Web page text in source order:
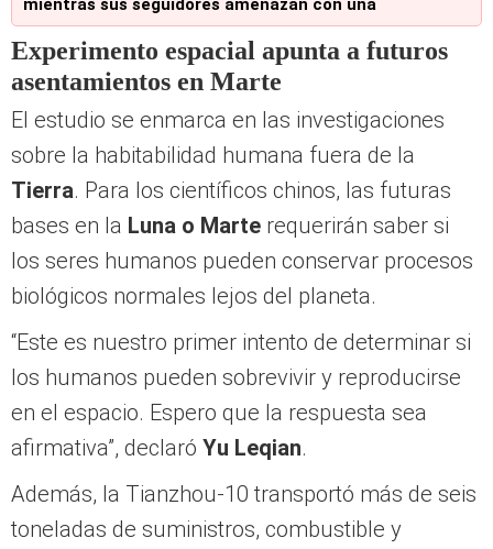
"insurgencia" en Bolivia
Experimento espacial apunta a futuros
asentamientos en Marte
El estudio se enmarca en las investigaciones
sobre la habitabilidad humana fuera de la
Tierra. Para los científicos chinos, las futuras
bases en la Luna o Marte requerirán saber si
los seres humanos pueden conservar procesos
biológicos normales lejos del planeta.
“Este es nuestro primer intento de determinar si
los humanos pueden sobrevivir y reproducirse
en el espacio. Espero que la respuesta sea
afirmativa”, declaró Yu Leqian.
Además, la Tianzhou-10 transportó más de seis
toneladas de suministros, combustible y